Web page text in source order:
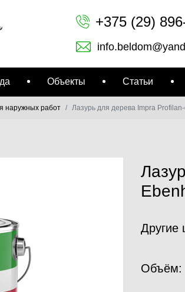
+375 (29)
Объекты Статьи
наружных работ Лазурь для дерева Impra
Другие
Объём: